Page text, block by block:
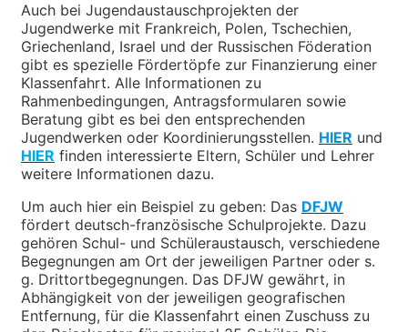
Auch bei Jugendaustauschprojekten der
Jugendwerke mit Frankreich, Polen, Tschechien,
Griechenland, Israel und der Russischen Föderation
gibt es spezielle Fördertöpfe zur Finanzierung einer
Klassenfahrt. Alle Informationen zu
Rahmenbedingungen, Antragsformularen sowie
Beratung gibt es bei den entsprechenden
Jugendwerken oder Koordinierungsstellen. HIER und
HIER finden interessierte Eltern, Schüler und Lehrer
weitere Informationen dazu.
Um auch hier ein Beispiel zu geben: Das DFJW
fördert deutsch-französische Schulprojekte. Dazu
gehören Schul- und Schüleraustausch, verschiedene
Begegnungen am Ort der jeweiligen Partner oder s.
g. Drittortbegegnungen. Das DFJW gewährt, in
Abhängigkeit von der jeweiligen geografischen
Entfernung, für die Klassenfahrt einen Zuschuss zu